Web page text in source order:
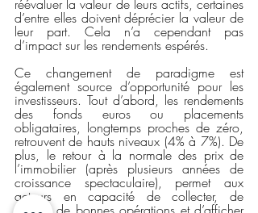
réévaluer la valeur de leurs actifs, certaines
d’entre elles doivent déprécier la valeur de
leur part. Cela n’a cependant pas
d’impact sur les rendements espérés.
Ce changement de paradigme est
également source d’opportunité pour les
investisseurs. Tout d’abord, les rendements
des fonds euros ou placements
obligataires, longtemps proches de zéro,
retrouvent de hauts niveaux (4% à 7%). De
plus, le retour à la normale des prix de
l’immobilier (après plusieurs années de
croissance spectaculaire), permet aux
acteurs en capacité de collecter, de